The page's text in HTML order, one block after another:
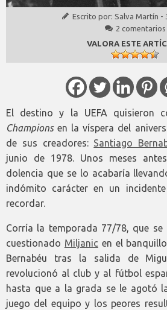
Escrito por: Salva Martín -
2 comentarios
VALORA ESTE
El destino y la UEFA quisieron
Championsen la víspera del
de sus creadores: Santiago
junio de 1978. Unos meses
dolencia que se lo acabaría
indómito carácter en un
recordar.
Corría la temporada 77/78, que
cuestionado Miljanic en el
Bernabéu tras la salida de
revolucionó al club y al fútbol
hasta que a la grada se le agotó
juego del equipo y los peores